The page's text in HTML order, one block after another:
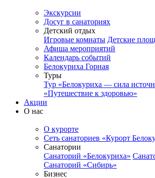
Экскурсии
Досуг в санаториях
Детский отдых
Игровые комнаты Детские
Афиша мероприятий
Календарь событий
Белокуриха Горная
Туры
Тур «Белокуриха — сила
«Путешествие к здоровью»
Акции
О нас
О курорте
Сеть санаториев «Курорт
Санатории
Санаторий «Белокуриха»
Санаторий «Сибирь»
Бизнес